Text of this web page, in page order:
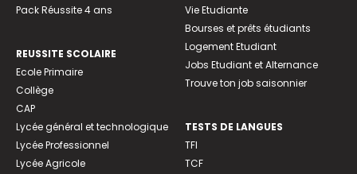
Pack Réussite 4 ans
REUSSITE SCOLAIRE
Ecole Primaire
Collège
CAP
Lycée général et technologique
Lycée Professionnel
Lycée Agricole
Vie Etudiante
Bourses et prêts étudiants
Logement Etudiant
Jobs Etudiant et Alternance
Trouve ton job saisonnier
TESTS DE LANGUES
TFI
TCF